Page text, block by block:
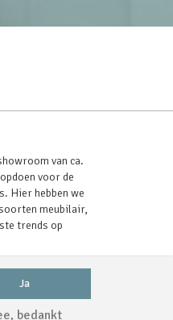
Ja
bedankt
van ca.
voor de
Hier hebben we
meubilair,
trends op